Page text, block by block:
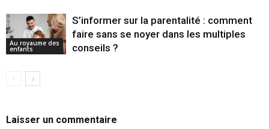
Au royaume des
enfants
S’informer sur la parentalité : comment
faire sans se noyer dans les multiples
conseils ?
Laisser un commentaire